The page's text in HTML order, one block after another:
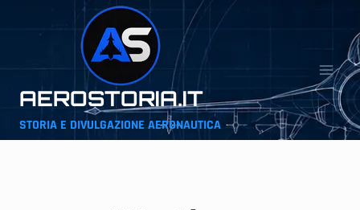
AEROSTORIA.IT
STORIA E DIVULGAZIONE AERONAUTICA